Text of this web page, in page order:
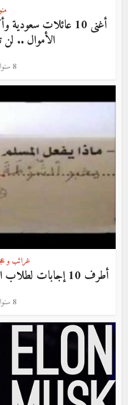
أغنى 10 عائلات
الأموال ..
8 سنوات ago
غرائب و
أطرف 10 إجابات لطلاب المدارس على ورقة الإمتحان ..!!
8 سنوات ago